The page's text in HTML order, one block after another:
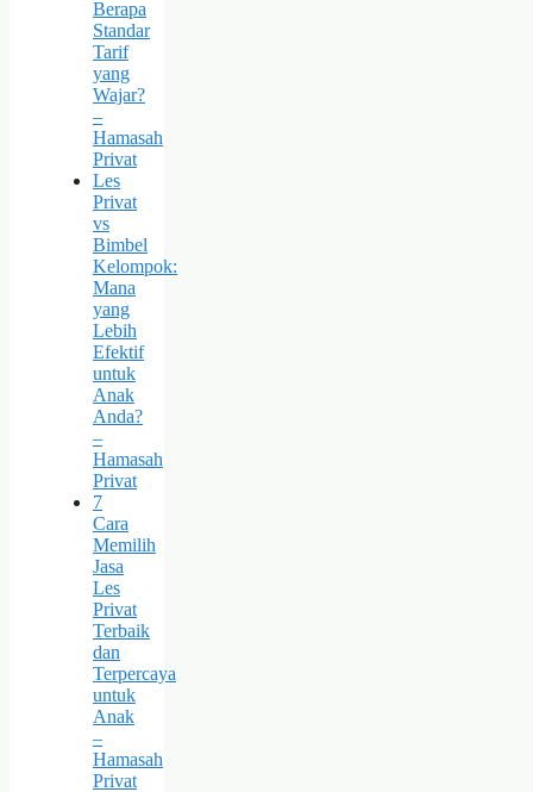
Berapa
Standar
Tarif
yang
Wajar?
–
Hamasah
Privat
Les
Privat
vs
Bimbel
Kelompok:
Mana
yang
Lebih
Efektif
untuk
Anak
Anda?
–
Hamasah
Privat
7
Cara
Memilih
Jasa
Les
Privat
Terbaik
dan
Terpercaya
untuk
Anak
–
Hamasah
Privat